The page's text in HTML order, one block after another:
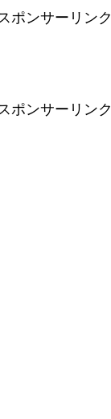
スポンサーリンク
ポンサーリンク